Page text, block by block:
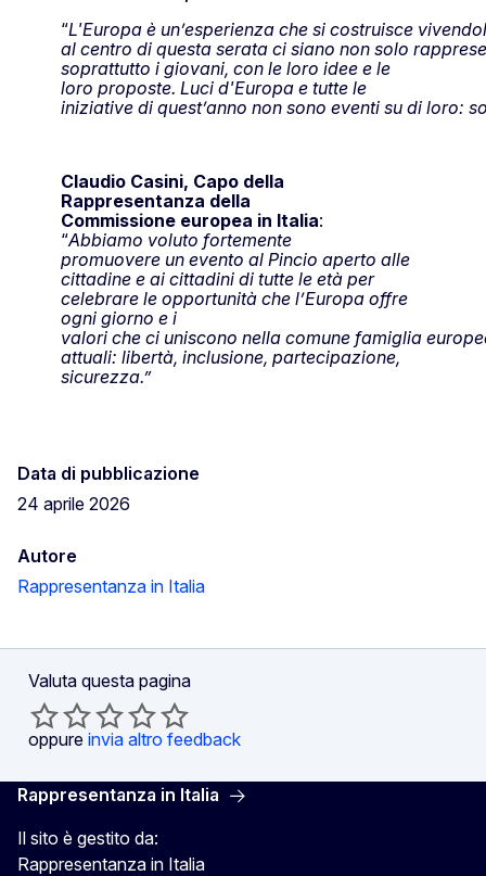
“L'Europa è un’esperienza che si costruisce
al centro di questa serata ci siano non solo
soprattutto i giovani, con le loro idee e le
loro proposte. Luci d'Europa e tutte le
iniziative di quest’anno non sono eventi su di loro:
Claudio Casini, Capo della
Rappresentanza della
Commissione europea in Italia:
“Abbiamo voluto fortemente
promuovere un evento al Pincio aperto alle
cittadine e ai cittadini di tutte le età per
celebrare le opportunità che l’Europa offre
ogni giorno e i
valori che ci uniscono nella comune famiglia
attuali: libertà, inclusione, partecipazione,
sicurezza.”
Data di pubblicazione
24 aprile 2026
Autore
Rappresentanza in Italia
Valuta questa pagina
oppure invia altro feedback
Rappresentanza in Italia
Il sito è gestito da:
Rappresentanza in Italia